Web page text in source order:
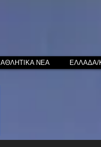
ΑΘΛΗΤΙΚΑ ΝΕΑ ΕΛΛΑΔΑ/